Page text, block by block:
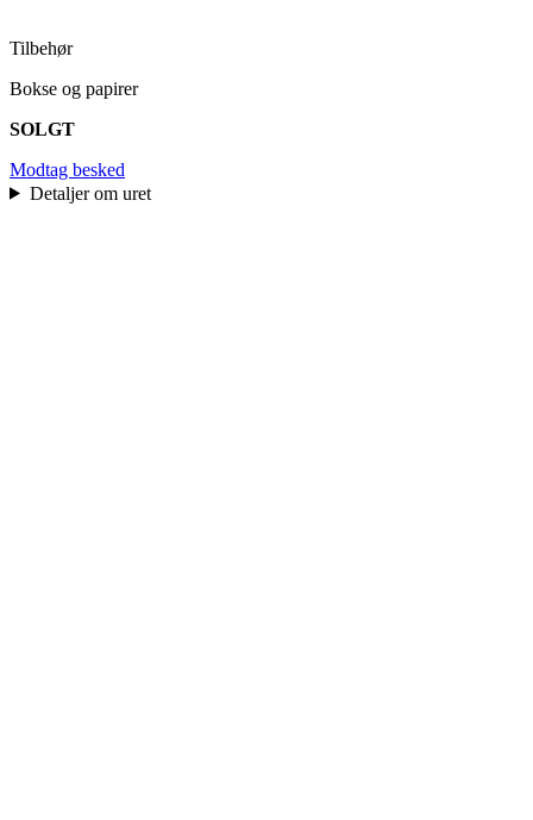
Tilbehør
Bokse og papirer
SOLGT
Modtag besked
Detaljer om uret